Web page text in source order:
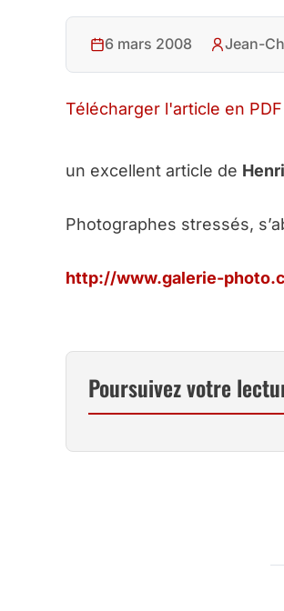
6 mars 2008 Jean-
Télécharger l'article en PDF
un excellent article de
Photographes stressés,
http://www.galerie-
Poursuivez votre